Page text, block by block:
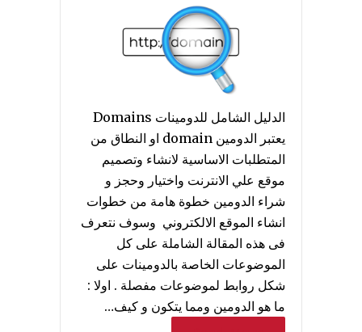
الدليل الشامل للدومينات Domains
يعتبر الدومين domain او النطاق من
المتطلبات الاساسية لانشاء وتصميم
موقع علي الانترنت واختيار وحجز و
شراء الدومين خطوة هامة من خطوات
انشاء الموقع الالكتروني وسوف نتعرف
فى هذه المقالة الشاملة على كل
الموضوعات الخاصة بالدومينات على
شكل روابط لموضوعات مفصلة . اولا :
ما هو الدومين ومما يتكون و كيف…